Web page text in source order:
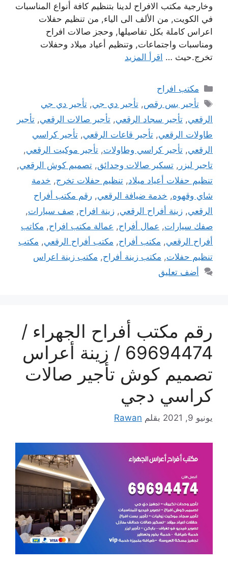
وخارجية مكتب الافراح لدينا بتنظيم كافة أنواع المناسبات
في الكويت, من الألف الى الياء, من تنظيم حفلات
اعراس كاملة بكل تفاصيلها, وحجز صالات افراح
ومناسبات واجتماعات, وتنظيم أعياد ميلاد وحفلات
تخرج.حيث … اقرأ المزيد
التصنيفات
مكتب افراح
الوسوم
تأجير بس رقص,تأجير دي جي,تأجير دي جي
الرقعي, تأجير سجاد الرقعي, تأجير صالات الرقعي, تأجير
طاولات الرقعي, تأجير قاعات الرقعي, تأجير كراسي
الرقعي, تأجير كراسي وطاولات, تأجير موكيت الرقعي,
تاجير ليزر , تسكير صالات وحدائق, تصميم كوش الرقعي,
تنظيم حفلات أعياد ميلاد, تنظيم حفلات تخرج, خدمة
شاي وقهوه, خدمة ضيافة الرقعي, رقم مكتب أفراح
الرقعي, زينة أفراح الرقعي, زينة افراح, صف سيارات,
صفك سيارات, عمال أفراح, عمالة مكتب افراح, مكاتب
أفراح الرقعي, مكتب أفراح, مكتب أفراح الرقعي, مكتب
تنظيم حفلات, مكتب زينة أفراح, مكتب زينة اعراس
أضف تعليق
رقم مكتب أفراح الجهراء /
69694474 / زينة أعراس
تصميم كوش تأجير صالات
كراسي دجي
يونيو 9, 2021 بقلم Rawan